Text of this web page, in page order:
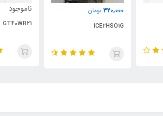
320,000 تومان
ICE2HSO1G
ناموجود
GT40WR21